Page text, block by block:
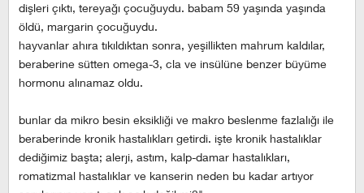
dişleri çıktı, tereyağı çocuğuydu. babam 59 yaşında yaşında
öldü, margarin çocuğuydu.
hayvanlar ahıra tıkıldıktan sonra, yeşillikten mahrum kaldılar,
beraberine sütten omega-3, cla ve insülüne benzer büyüme
hormonu alınamaz oldu.
bunlar da mikro besin eksikliği ve makro beslenme fazlalığı ile
beraberinde kronik hastalıkları getirdi. işte kronik hastalıklar
dediğimiz başta; alerji, astım, kalp-damar hastalıkları,
romatizmal hastalıklar ve kanserin neden bu kadar artıyor